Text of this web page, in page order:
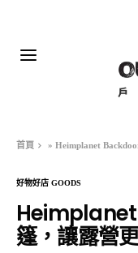
首頁 »Heimplanet
好物好店 GOODS
Heimplanet
篷，讓露營